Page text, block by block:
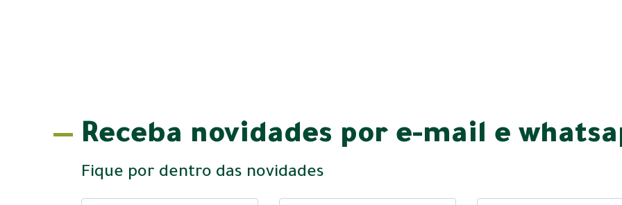
Receba novidades por e-mail e
Fique por dentro das novidades